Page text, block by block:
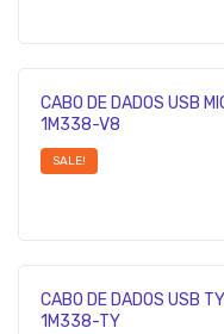
CABO DE DADOS USB
1M338-V8
SALE!
CABO DE DADOS USB
1M338-TY